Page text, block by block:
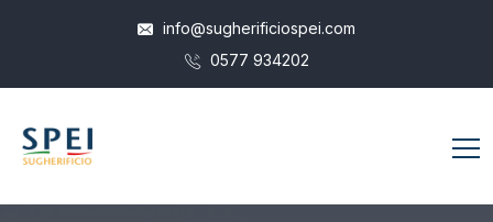
info@sugherificiospei.com
0577 934202